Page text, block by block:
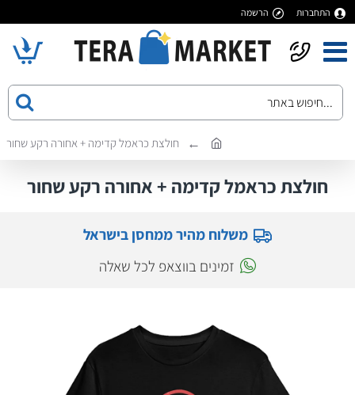
התחברות הרשמה
חולצת כראמל קדימה + אחורה רקע שחור
חולצת כראמל קדימה + אחורה רקע שחור
משלוח מהיר ממחסן בישראל
זמינים בווצאפ לכל שאלה